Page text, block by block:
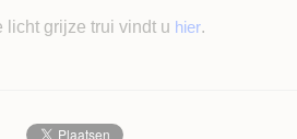
licht grijze trui vindt u hier.